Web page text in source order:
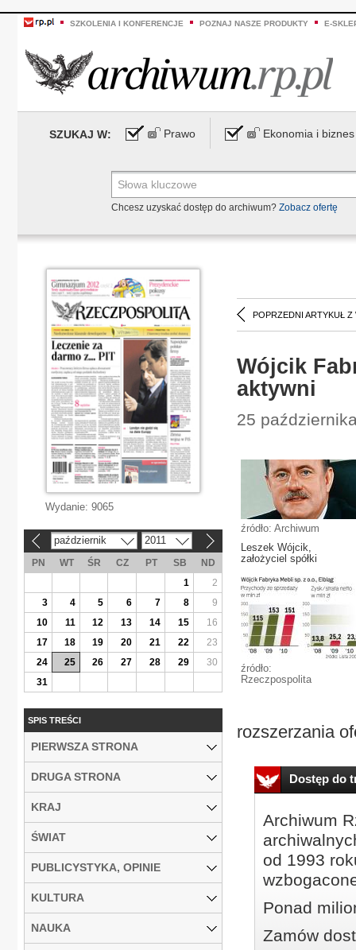
SZKOLENIA I KONFERENCJE POZNAJ NASZE PRODUKTY E-
SZUKAJ W: Prawo Ekonomia i biznes
Chcesz uzyskać dostęp do archiwum? Zobacz ofertę
POPRZEDNI ARTYKUŁ Z
Wójcik
aktywni
25
źródło: Archiwum
Leszek Wójcik,
założyciel spółki
źródło:
Rzeczpospolita
rozszerzania
Dostęp do
Archiwum
od 1993
Ponad
Zamów
Wydanie: 9065
październik 2011
PN WT ŚR CZ PT SB
ND
1
2
3
4 5 6 7 8
9
10
11 12 13 14 15
16
17
18 19 20 21 22
23
24
25 26 27 28 29
30
31
SPIS TREŚCI
PIERWSZA STRONA
DRUGA STRONA
KRAJ
ŚWIAT
PUBLICYSTYKA, OPINIE
KULTURA
NAUKA